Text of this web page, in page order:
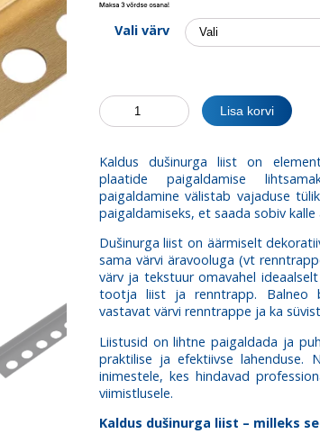
Vali värv
Dušinurga
liist
Slope
Left
kogus
Lisa korvi
Kaldus dušinurga liist on
plaatide paigaldamise
paigaldamine välistab vajaduse
paigaldamiseks, et saada sobiv kalle
Dušinurga liist on äärmiselt
sama värvi äravooluga (vt
värv ja tekstuur omavahel
tootja liist ja renntrapp. Balneo
vastavat värvi renntrappe ja ka
Liistusid on lihtne paigaldada ja
praktilise ja efektiivse lahenduse.
inimestele, kes hindavad
viimistlusele.
Kaldus dušinurga liist – milleks